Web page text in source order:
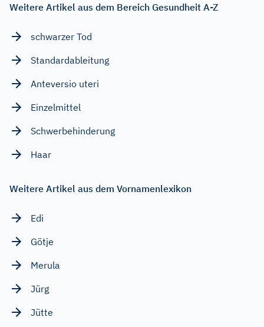
Weitere Artikel aus dem Bereich Gesundheit A-Z
schwarzer Tod
Standardableitung
Anteversio uteri
Einzelmittel
Schwerbehinderung
Haar
Weitere Artikel aus dem Vornamenlexikon
Edi
Götje
Merula
Jürg
Jütte